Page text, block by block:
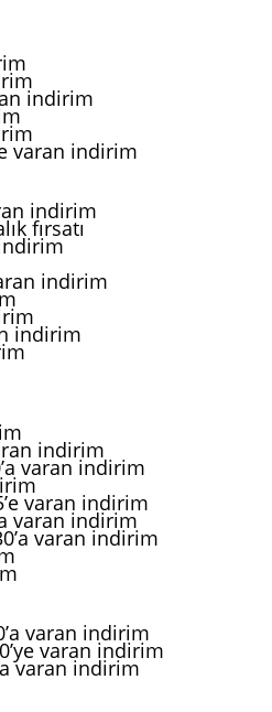
indirim
varan indirim
indirim
fırsatı
indirim
indirim
indirim
varan indirim
varan indirim
varan indirim
varan indirim
varan indirim
varan indirim
varan indirim